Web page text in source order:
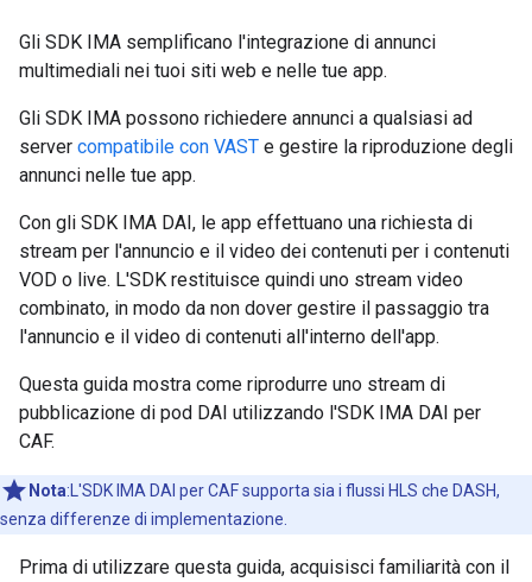
Gli SDK IMA semplificano l'integrazione di annunci
multimediali nei tuoi siti web e nelle tue app.
Gli SDK IMA possono richiedere annunci a qualsiasi ad
server compatibile con VAST e gestire la riproduzione degli
annunci nelle tue app.
Con gli SDK IMA DAI, le app effettuano una richiesta di
stream per l'annuncio e il video dei contenuti per i contenuti
VOD o live. L'SDK restituisce quindi uno stream video
combinato, in modo da non dover gestire il passaggio tra
l'annuncio e il video di contenuti all'interno dell'app.
Questa guida mostra come riprodurre uno stream di
pubblicazione di pod DAI utilizzando l'SDK IMA DAI per
CAF.
Nota:L'SDK IMA DAI per CAF supporta sia i flussi HLS che DASH,
senza differenze di implementazione.
Prima di utilizzare questa guida, acquisisci familiarità con il